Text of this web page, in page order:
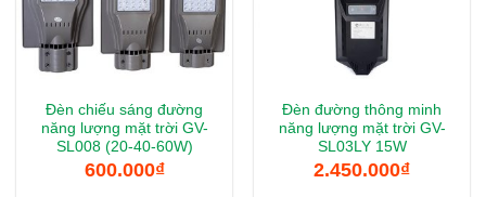
Đèn chiếu sáng đường
năng lượng mặt trời GV-
SL008 (20-40-60W)
600.000₫
Đèn đường thông minh
năng lượng mặt trời GV-
SL03LY 15W
2.450.000₫